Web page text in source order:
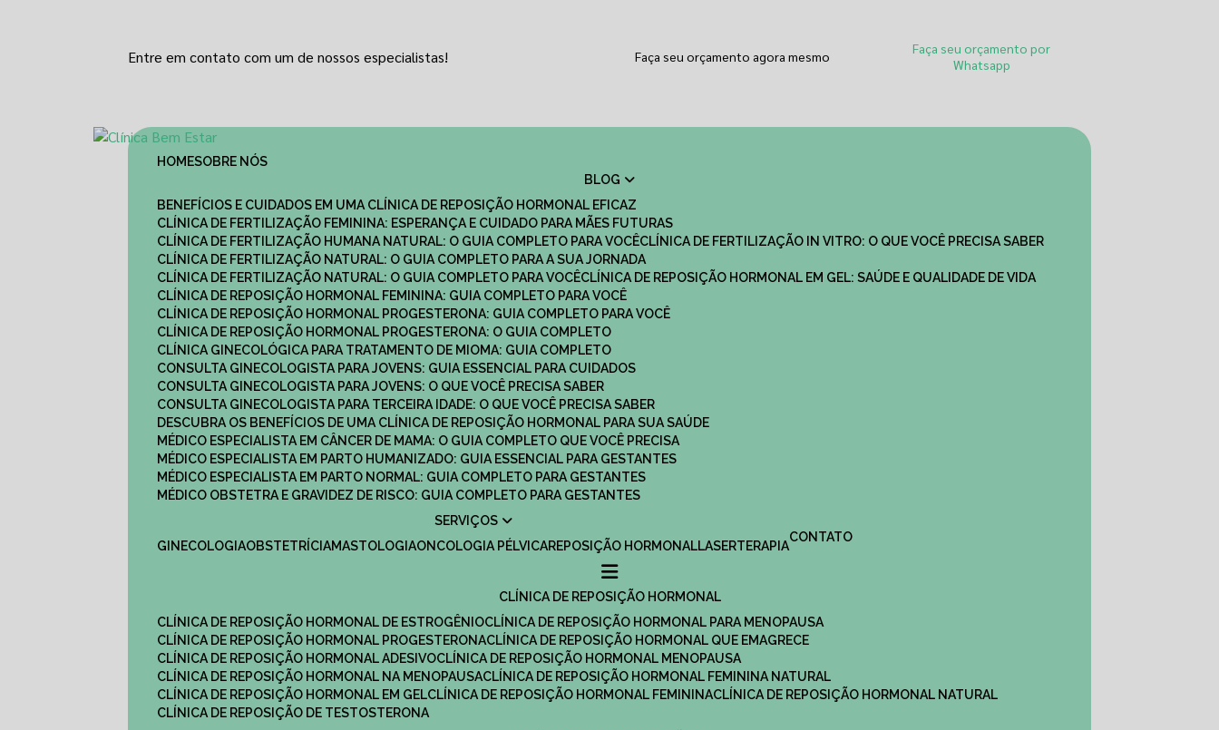
Entre em contato com um de nossos especialistas! Faça seu orçamento agora mesmo
Faça seu orçamento por
Whatsapp
HOME
SOBRE NÓS
BLOG
BENEFÍCIOS E CUIDADOS EM UMA CLÍNICA DE REPOSIÇÃO HORMONAL EFICAZ
CLÍNICA DE FERTILIZAÇÃO FEMININA: ESPERANÇA E CUIDADO PARA MÃES FUTURAS
CLÍNICA DE FERTILIZAÇÃO HUMANA NATURAL: O GUIA COMPLETO PARA VOCÊ
CLÍNICA DE FERTILIZAÇÃO IN VITRO: O QUE VOCÊ PRECISA SABER
CLÍNICA DE FERTILIZAÇÃO NATURAL: O GUIA COMPLETO PARA A SUA JORNADA
CLÍNICA DE FERTILIZAÇÃO NATURAL: O GUIA COMPLETO PARA VOCÊ
CLÍNICA DE REPOSIÇÃO HORMONAL EM GEL: SAÚDE E QUALIDADE DE VIDA
CLÍNICA DE REPOSIÇÃO HORMONAL FEMININA: GUIA COMPLETO PARA VOCÊ
CLÍNICA DE REPOSIÇÃO HORMONAL PROGESTERONA: GUIA COMPLETO PARA VOCÊ
CLÍNICA DE REPOSIÇÃO HORMONAL PROGESTERONA: O GUIA COMPLETO
CLÍNICA GINECOLÓGICA PARA TRATAMENTO DE MIOMA: GUIA COMPLETO
CONSULTA GINECOLOGISTA PARA JOVENS: GUIA ESSENCIAL PARA CUIDADOS
CONSULTA GINECOLOGISTA PARA JOVENS: O QUE VOCÊ PRECISA SABER
CONSULTA GINECOLOGISTA PARA TERCEIRA IDADE: O QUE VOCÊ PRECISA SABER
DESCUBRA OS BENEFÍCIOS DE UMA CLÍNICA DE REPOSIÇÃO HORMONAL PARA SUA SAÚDE
MÉDICO ESPECIALISTA EM CÂNCER DE MAMA: O GUIA COMPLETO QUE VOCÊ PRECISA
MÉDICO ESPECIALISTA EM PARTO HUMANIZADO: GUIA ESSENCIAL PARA GESTANTES
MÉDICO ESPECIALISTA EM PARTO NORMAL: GUIA COMPLETO PARA GESTANTES
MÉDICO OBSTETRA E GRAVIDEZ DE RISCO: GUIA COMPLETO PARA GESTANTES
SERVIÇOS
GINECOLOGIA
OBSTETRÍCIA MASTOLOGIA ONCOLOGIA PÉLVICA REPOSIÇÃO HORMONAL LASERTERAPIA
CONTATO
CLÍNICA DE REPOSIÇÃO HORMONAL
CLÍNICA DE REPOSIÇÃO HORMONAL DE ESTROGÊNIO
CLÍNICA DE REPOSIÇÃO HORMONAL PARA MENOPAUSA
CLÍNICA DE REPOSIÇÃO HORMONAL PROGESTERONA
CLÍNICA DE REPOSIÇÃO HORMONAL QUE EMAGRECE
CLÍNICA DE REPOSIÇÃO HORMONAL ADESIVO
CLÍNICA DE REPOSIÇÃO HORMONAL MENOPAUSA
CLÍNICA DE REPOSIÇÃO HORMONAL NA MENOPAUSA
CLÍNICA DE REPOSIÇÃO HORMONAL FEMININA NATURAL
CLÍNICA DE REPOSIÇÃO HORMONAL EM GEL
CLÍNICA DE REPOSIÇÃO HORMONAL FEMININA
CLÍNICA DE REPOSIÇÃO HORMONAL NATURAL
CLÍNICA DE REPOSIÇÃO DE TESTOSTERONA